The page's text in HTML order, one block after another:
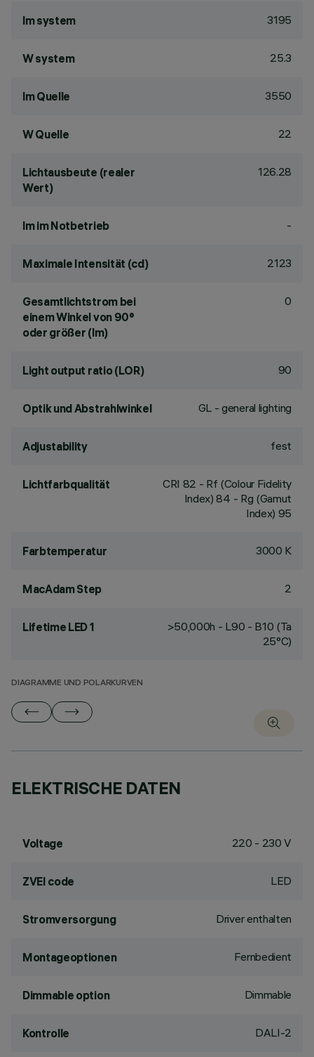
lm system 3195
W system 25.3
lm Quelle 3550
W Quelle 22
Lichtausbeute (realer
Wert)
126.28
lm im Notbetrieb -
Maximale Intensität (cd) 2123
Gesamtlichtstrom bei
einem Winkel von 90°
oder größer (lm)
0
Light output ratio (LOR) 90
Optik und Abstrahlwinkel GL - general lighting
Adjustability fest
Lichtfarbqualität CRI 82 - Rf (Colour Fidelity
Index) 84 - Rg (Gamut
Index) 95
Farbtemperatur 3000 K
MacAdam Step 2
Lifetime LED 1
>50,000h - L90 - B10 (Ta
25°C)
DIAGRAMME UND POLARKURVEN
ELEKTRISCHE DATEN
Voltage 220 - 230 V
ZVEI code LED
Stromversorgung Driver enthalten
Montageoptionen Fernbedient
Dimmable option Dimmable
Kontrolle DALI-2